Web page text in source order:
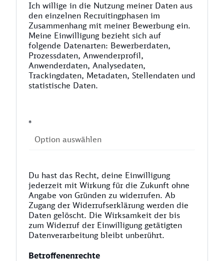
Ich willige in die Nutzung meiner Daten aus
den einzelnen Recruitingphasen im
Zusammenhang mit meiner Bewerbung ein.
Meine Einwilligung bezieht sich auf
folgende Datenarten: Bewerberdaten,
Prozessdaten, Anwenderprofil,
Anwenderdaten, Analysedaten,
Trackingdaten, Metadaten, Stellendaten und
statistische Daten.
*
Du hast das Recht, deine Einwilligung
jederzeit mit Wirkung für die Zukunft ohne
Angabe von Gründen zu widerrufen. Ab
Zugang der Widerrufserklärung werden die
Daten gelöscht. Die Wirksamkeit der bis
zum Widerruf der Einwilligung getätigten
Datenverarbeitung bleibt unberührt.
Betroffenenrechte